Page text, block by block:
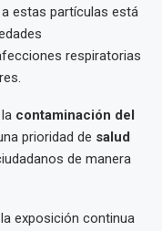
estas partículas está
respiratorias
contaminación del
prioridad de salud
de manera
exposición continua